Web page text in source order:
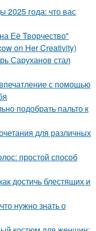
2025 года: что вас
Её Творчество"
on Her Creativity)
Саруханов стал
с помощью
подобрать пальто к
для различных
простой способ
достичь блестящих и
нужно знать о